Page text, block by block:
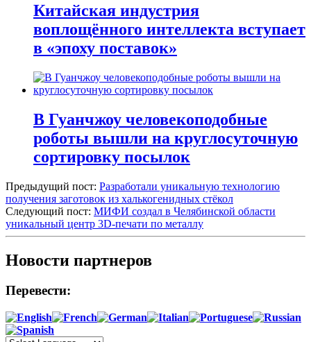
Китайская индустрия
воплощённого интеллекта вступает
в «эпоху поставок»
В Гуанчжоу человекоподобные
роботы вышли на круглосуточную
сортировку посылок
Предыдущий пост: Разработали уникальную технологию
получения заготовок из халькогенидных стёкол
Следующий пост: МИФИ создал в Челябинской области
уникальный центр 3D-печати по металлу
Новости партнеров
Перевести: